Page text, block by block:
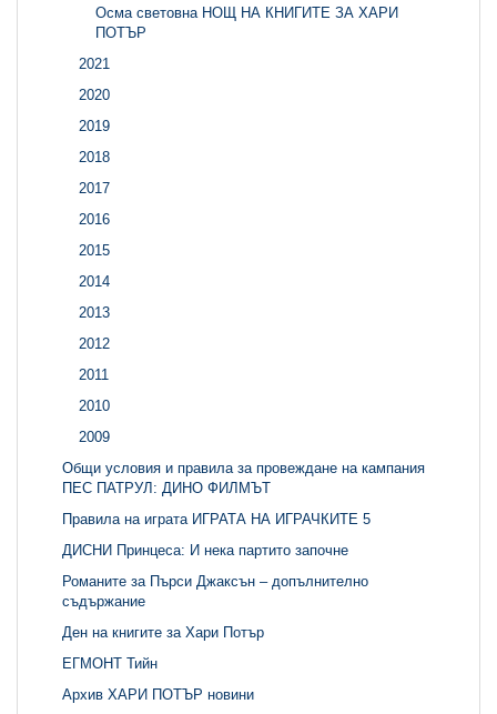
Осма световна НОЩ НА КНИГИТЕ ЗА ХАРИ
ПОТЪР
2021
2020
2019
2018
2017
2016
2015
2014
2013
2012
2011
2010
2009
Общи условия и правила за провеждане на кампания
ПЕС ПАТРУЛ: ДИНО ФИЛМЪТ
Правила на играта ИГРАТА НА ИГРАЧКИТЕ 5
ДИСНИ Принцеса: И нека партито започне
Романите за Пърси Джаксън – допълнително
съдържание
Ден на книгите за Хари Потър
ЕГМОНТ Тийн
Архив ХАРИ ПОТЪР новини